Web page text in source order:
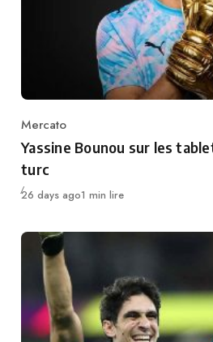
Category
Mercato
Yassine Bounou sur les
turc
Publié
26 days ago1 min lire